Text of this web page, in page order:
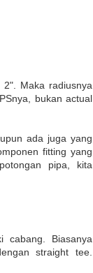
Maka radiusnya
bukan actual
ada juga yang
fitting yang
pipa, kita
cabang. Biasanya
straight tee.